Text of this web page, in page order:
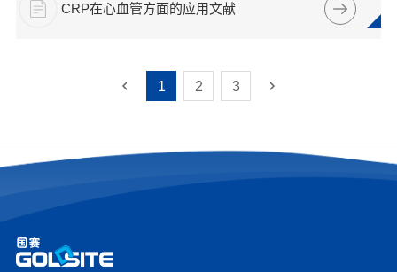
CRP在心血管方面的应用文献
1 2 3